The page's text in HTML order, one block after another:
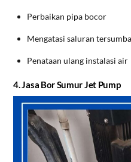
Perbaikan pipa bocor
Mengatasi saluran
Penataan ulang instalasi air
4. Jasa Bor Sumur Jet Pump